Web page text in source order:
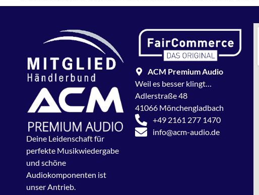
Deine Leidenschaft für
perfekte Musikwiedergabe
und schöne
Audiokomponenten ist
unser Antrieb.
ACM Premium Audio
Weil es besser klingt…
Adlerstraße 48
41066 Mönchengladbach
+49 2161 277 1470
info@acm-audio.de